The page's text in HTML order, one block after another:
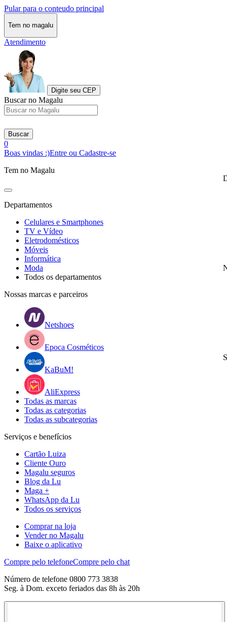
Pular para o conteudo principal
Tem no magalu
Atendimento
Digite seu CEP
Buscar no Magalu
Buscar
0
Boas vindas :)Entre ou Cadastre-se
Tem no Magalu
Departamentos
Celulares e Smartphones
TV e Vídeo
Eletrodomésticos
Móveis
Informática
Moda
Todos os departamentos
Nossas marcas e parceiros
Netshoes
Epoca Cosméticos
KaBuM!
AliExpress
Todas as marcas
Todas as categorias
Todas as subcategorias
Serviços e benefícios
Cartão Luiza
Cliente Ouro
Magalu seguros
Blog da Lu
Maga +
WhatsApp da Lu
Todos os serviços
Comprar na loja
Vender no Magalu
Baixe o aplicativo
Compre pelo telefoneCompre pelo chat
Número de telefone 0800 773 3838
Seg. à Dom. exceto feriados das 8h às 20h